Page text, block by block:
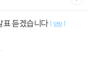
표 듣겠습니다 [ 양장]